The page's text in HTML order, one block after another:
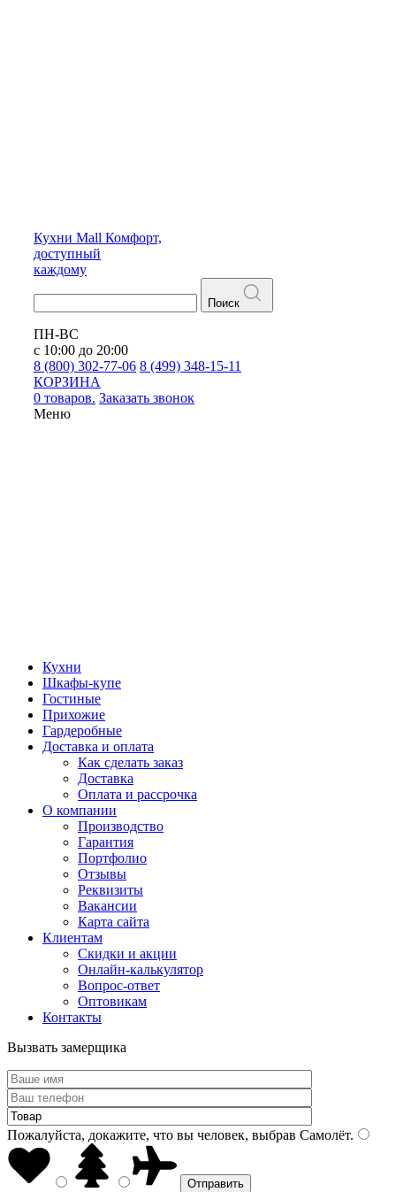
Кухни Mall Комфорт,
доступный
каждому
Поиск
ПН-ВС
с 10:00 до 20:00
8 (800) 302-77-06 8 (499) 348-15-11
КОРЗИНА
0 товаров. Заказать звонок
Меню
Кухни
Шкафы-купе
Гостиные
Прихожие
Гардеробные
Доставка и оплата
Как сделать заказ
Доставка
Оплата и рассрочка
О компании
Производство
Гарантия
Портфолио
Отзывы
Реквизиты
Вакансии
Карта сайта
Клиентам
Скидки и акции
Онлайн-калькулятор
Вопрос-ответ
Оптовикам
Контакты
Вызвать замерщика
Пожалуйста, докажите, что вы человек, выбрав Самолёт.